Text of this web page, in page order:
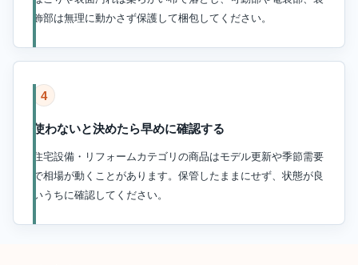
飾部は無理に動かさず保護して梱包してください。
4
使わないと決めたら早めに確認する
住宅設備・リフォームカテゴリの商品はモデル更新や季節需要
で相場が動くことがあります。保管したままにせず、状態が良
いうちに確認してください。